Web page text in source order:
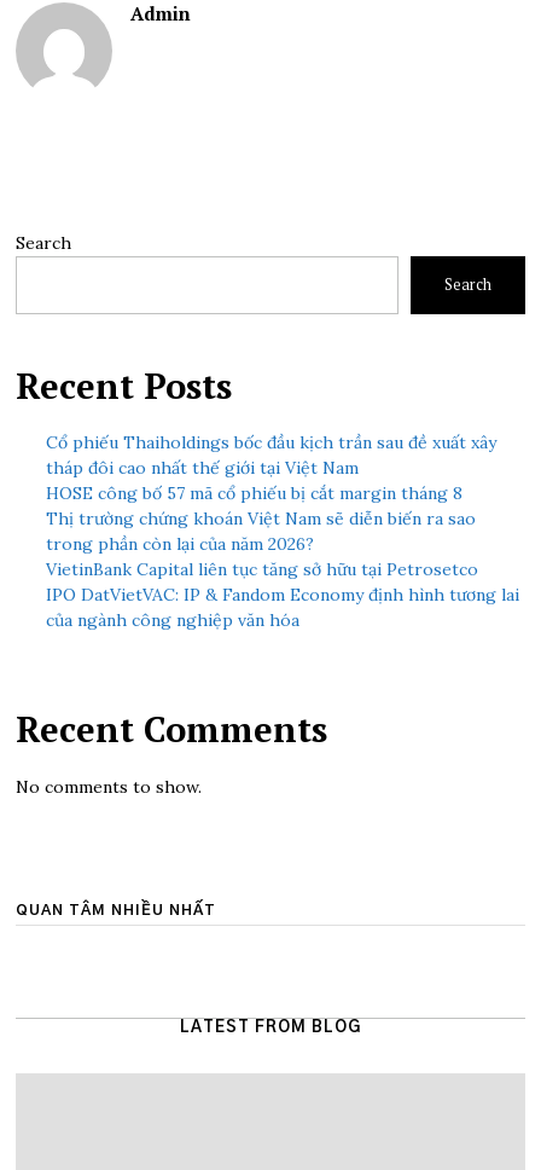
Admin
Search
Search
Recent Posts
Cổ phiếu Thaiholdings bốc đầu kịch trần sau đề xuất xây
tháp đôi cao nhất thế giới tại Việt Nam
HOSE công bố 57 mã cổ phiếu bị cắt margin tháng 8
Thị trường chứng khoán Việt Nam sẽ diễn biến ra sao
trong phần còn lại của năm 2026?
VietinBank Capital liên tục tăng sở hữu tại Petrosetco
IPO DatVietVAC: IP & Fandom Economy định hình tương lai
của ngành công nghiệp văn hóa
Recent Comments
No comments to show.
QUAN TÂM NHIỀU NHẤT
LATEST FROM BLOG